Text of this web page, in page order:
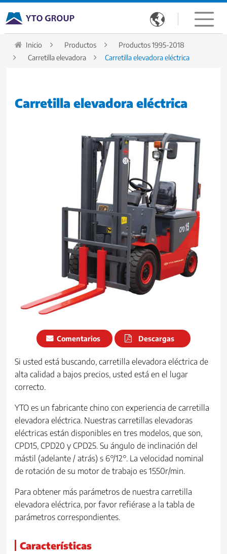

Inicio Productos
Productos 1995-2018
Carretilla elevadora
Carretilla elevadora eléctrica
Carretilla elevadora eléctrica
Comentarios Descargas
Si usted está buscando, carretilla elevadora eléctrica de
alta calidad a bajos precios, usted está en el lugar
correcto.
YTO es un fabricante chino con experiencia de carretilla
elevadora eléctrica. Nuestras carretillas elevadoras
eléctricas están disponibles en tres modelos, que son,
CPD15, CPD20 y CPD25. Su ángulo de inclinación del
mástil (adelante / atrás) s 6°/12°. La velocidad nominal
de rotación de su motor de trabajo es 1550r/min.
Para obtener más parámetros de nuestra carretilla
elevadora eléctrica, por favor refiérase a la tabla de
parámetros correspondientes.
Características